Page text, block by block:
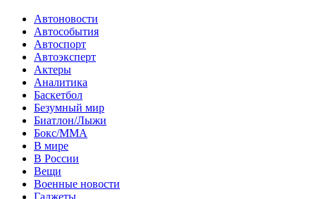
Автоновости
Автособытия
Автоспорт
Автоэксперт
Актеры
Аналитика
Баскетбол
Безумный мир
Биатлон/Лыжи
Бокс/MMA
В мире
В России
Вещи
Военные новости
Гаджеты